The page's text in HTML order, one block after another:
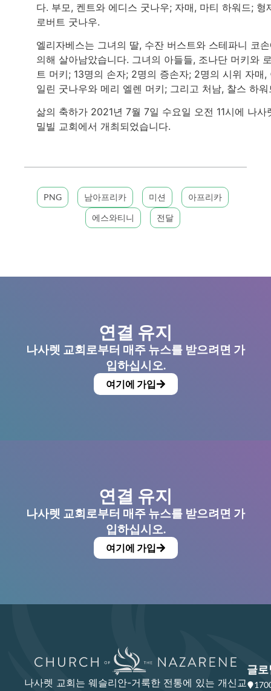
다. 부모, 켄트와 에디스 굿나우; 자매, 마티 하워드; 형
로버트 굿나우.
엘리자베스는 그녀의 딸, 수잔 버스트와 스테파니 코
의해 살아남았습니다. 그녀의 아들들, 조나단 머키와
트 머키; 13명의 손자; 2명의 증손자; 2명의 시위 자매,
일린 굿나우와 메리 엘렌 머키; 그리고 처남, 찰스 하워
삶의 축하가 2021년 7월 7일 수요일 오전 11시에 나사
밀빌 교회에서 개최되었습니다.
PNG 남아프리카 미션
아프리카
에스와티니
전달
연결 유지
나사렛 교회로부터 매주 뉴스를 받으려면 가
입하십시오.
여기에 가입
연결 유지
나사렛 교회로부터 매주 뉴스를 받으려면 가
입하십시오.
여기에 가입
나사렛 교회는 웨슬리안-거룩한 전통에 있는 개신교
글로